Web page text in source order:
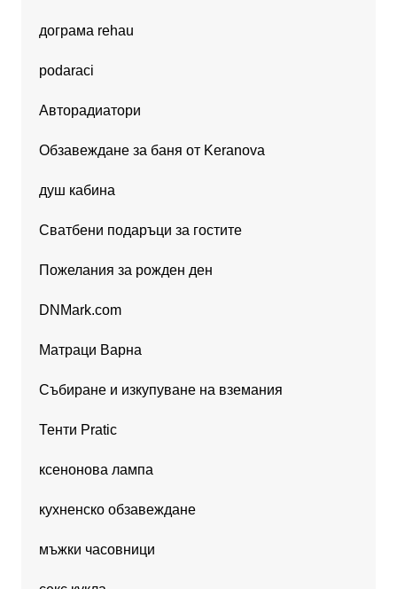
дограма rehau
podaraci
Авторадиатори
Обзавеждане за баня от Keranova
душ кабина
Сватбени подаръци за гостите
Пожелания за рожден ден
DNMark.com
Матраци Варна
Събиране и изкупуване на вземания
Тенти Pratic
ксенонова лампа
кухненско обзавеждане
мъжки часовници